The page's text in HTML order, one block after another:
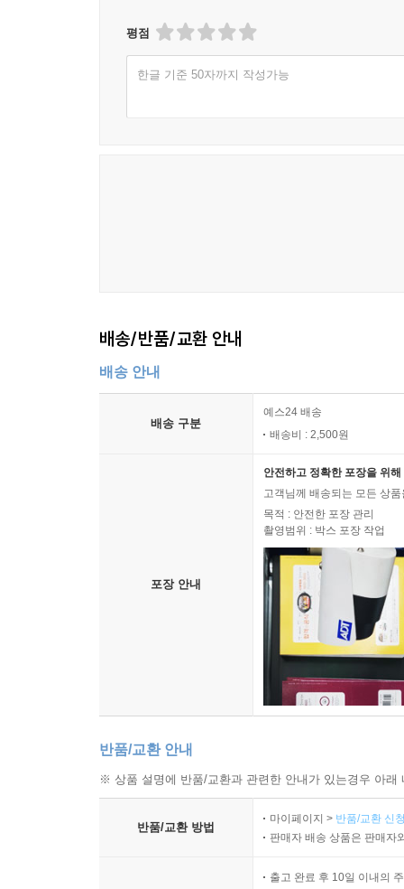
평점
한글 기준 50자까지 작성가능
배송/반품/교환 안내
배송 안내
배송 구분
예스24 배송
배송비 : 2,500원
포장 안내
안전하고 정확한 포장을 위
고객님께 배송되는 모든 상
목적 : 안전한 포장 관리
촬영범위 : 박스 포장 작업
반품/교환 안내
※ 상품 설명에 반품/교환과 관련한 안내가 있는경우 아
반품/교환 방법
마이페이지 > 반품/교환 신
판매자 배송 상품은 판매자
출고 완료 후 10일 이내의